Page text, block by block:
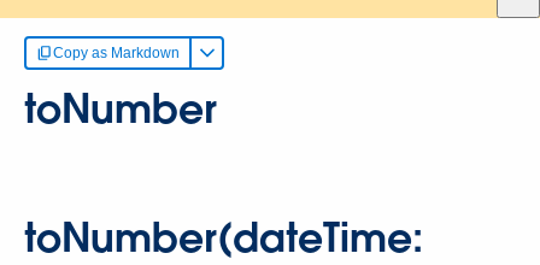
Copy as Markdown
toNumber
toNumber(dateTime: